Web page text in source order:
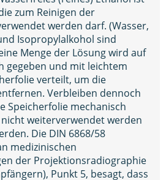
zum Reinigen der
werden darf. (Wasser,
Isopropylalkohol sind
Menge der Lösung wird auf
gegeben und mit leichtem
verteilt, um die
Verbleiben dennoch
Speicherfolie mechanisch
weiterverwendet werden
Die DIN 6868/58
medizinischen
der Projektionsradiographie
Punkt 5, besagt, dass